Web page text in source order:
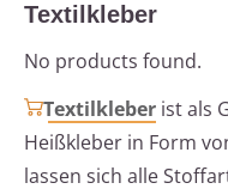
Textilkleber
No products found.
Textilkleber ist als
Heißkleber in Form
lassen sich alle